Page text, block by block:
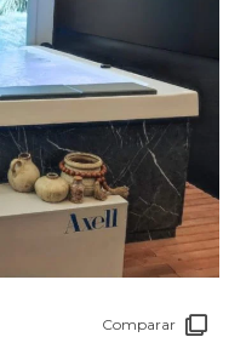
Comparar